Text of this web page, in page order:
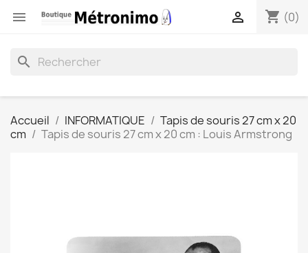
 shopping_cart (0)

search
Accueil INFORMATIQUE
Tapis de souris 27 cm x 20
cm
Tapis de souris 27 cm x 20 cm : Louis Armstrong